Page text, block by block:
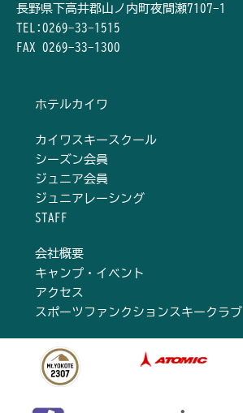
長野県下高井郡山ノ内町夜間瀬7107-1
TEL:0269-33-1515
FAX 0269-33-1300
ホテルカイワ
カイワスキースクール
シーズン会員
ジュニア会員
ジュニアレーシング
STAFF
会社概要
キャンプ・イベント
アクセス
スポーツファンクションスキークラブ